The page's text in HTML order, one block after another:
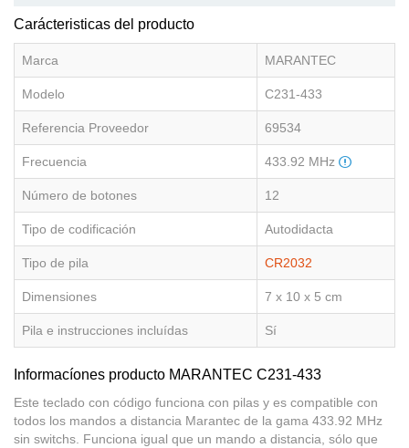
Carácteristicas del producto
Marca MARANTEC
Modelo C231-433
Referencia Proveedor 69534
Frecuencia 433.92 MHz
Número de botones 12
Tipo de codificación Autodidacta
Tipo de pila CR2032
Dimensiones 7 x 10 x 5 cm
Pila e instrucciones incluídas Sí
Informacíones producto MARANTEC C231-433
Este teclado con código funciona con pilas y es compatible con
todos los mandos a distancia Marantec de la gama 433.92 MHz
sin switchs. Funciona igual que un mando a distancia, sólo que